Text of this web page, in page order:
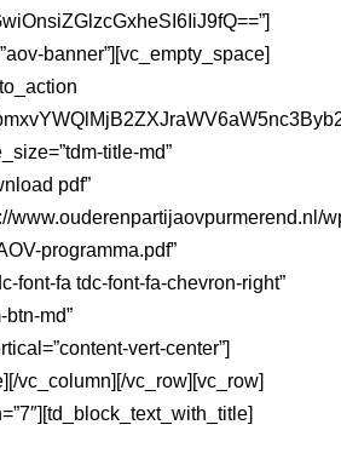
banner”][vc_empty_space]
title-md”
pdf”
www.ouderenpartijaovpurmerend.nl/
programma.pdf”
font-fa tdc-font-fa-chevron-right”
btn-md”
vert-center”]
vc_column][/vc_row][vc_row]